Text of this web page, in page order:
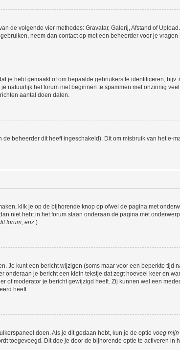
de volgende vier methodes: Gravatar, Galerij, Afstand of
neem dan contact op met een beheerder voor je vragen
hebt gemaakt of om bepaalde gebruikers te identificeren, bijv.
het forum niet beginnen te spammen met onzinnig
aantal doen dalen.
beheerder dit heeft ingeschakeld). Dit om misbruik van het e-
klik je op de bijhorende knop op ofwel de pagina met
niet hebt in het forum staan onderaan de pagina met
forum, enz. ).
kunt een bericht wijzigen (soms maar voor een beperkte tijd
je bericht een klein tekstje dat zegt hoeveel keer en
moderator je bericht gewijzigd heeft. Zij kunnen wel een
heeft.
doen. Als je dit gedaan hebt, kun je de optie voeg
toegevoegd. Dit doe je door de bijhorende optie te activeren in